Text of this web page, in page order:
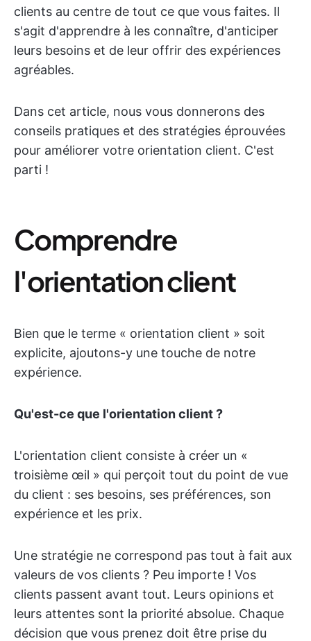
clients au centre de tout ce que vous faites. Il
s'agit d'apprendre à les connaître, d'anticiper
leurs besoins et de leur offrir des expériences
agréables.
Dans cet article, nous vous donnerons des
conseils pratiques et des stratégies éprouvées
pour améliorer votre orientation client. C'est
parti !
Comprendre
l'orientation client
Bien que le terme « orientation client » soit
explicite, ajoutons-y une touche de notre
expérience.
Qu'est-ce que l'orientation client ?
L'orientation client consiste à créer un «
troisième œil » qui perçoit tout du point de vue
du client : ses besoins, ses préférences, son
expérience et les prix.
Une stratégie ne correspond pas tout à fait aux
valeurs de vos clients ? Peu importe ! Vos
clients passent avant tout. Leurs opinions et
leurs attentes sont la priorité absolue. Chaque
décision que vous prenez doit être prise du